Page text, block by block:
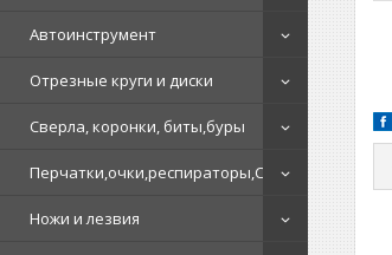
Автоинструмент
Отрезные круги и диски
Сверла, коронки, биты,буры
Перчатки,очки,респираторы,СИЗ
Ножи и лезвия